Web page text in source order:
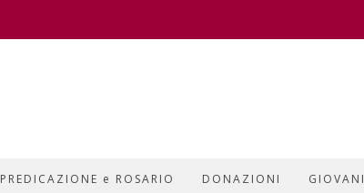
PREDICAZIONE e ROSARIO DONAZIONI GIOVANI